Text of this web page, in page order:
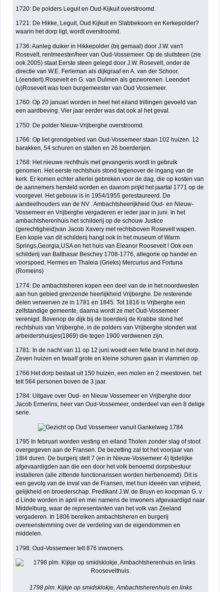
1720: De polders Leguit en Oud-Kijkuit overstroomd.
1721: De Hikke, Leguit, Oud Kijkuit en Slabbekoorn en Kerkepolder?
waarin het dorp ligt, wordt overstroomd.
1736: Aanleg duiker in Hikkepolder (bij gemaal) door J.W. van't
Rosevelt, rentmeester/heer van Oud-Vossemeer. Op de sluitsteen (zie
ook 2005) staat Eerste steen gelegd door J.W. Rosevelt, onder de
directie van W.E. Ferleman als dijkgraaf en A. van der Schoor,
L(eendert).Rosevelt en G. van Dulmen als gezworenen. Leendert
(v)Rosevelt was toen burgemeester van Oud Vossemeer.
1760: Op 20 januari worden in heel het eiland trillingen gevoeld van
een aardbeving. Vier jaar eerder was dat ook al het geval.
1750: De polder Nieuw-Vrijberghe overstroomd.
1766: Op liet grondgebied van Oud-Vossemeer staan 102 huizen. 12
barakken, 54 schuren en stallen en 26 boerderijen.
1768: Het nieuwe rechthuis met gevangenis wordt in gebruik
genomen. Het eerste rechtshuis stond tegenover de ingang van de
kerk. Er komen echter allerlei gebreken voor de dag, die op kosten van
de aannemers hersteld worden en daarom prijkt het jaartal 1771 op de
voorgevel. Het gebouw is in 1954/1955 gerestaureerd. De
aandeelhouders van de NV . Ambachtsheerijkheid Oud- en Nieuw-
Vossemeer en Vrijberghe vergaderen er ieder jaar in juni. In het
ambachtsherenhuis het schilderij op de schouw Justice
(gerechtigheid)van Jacob Xavery met rechtsboven Rosevelt wapen.
Een kopie van dit schilderij hangt ook in het museum of Warm
Springs,Georgia,USA en het huis van Eleanor Roosevelt ! Ook een
schilderij van Balthasar Beschey 1708-1776, allegorie op handel en
voorspoed, Hermes en Thaleia (Grieks) Mercurius and Fortuna
(Romeins)
1774: De ambachtsheren kopen een deel van de in het noordwesten
aan hun gebied grenzende heerlijkheid Vrijberghe. De resterende
delen verwerven ze in 1781 en 1845. Tot 1816 is Vrjberghe een
zelfstandige gemeente, daarna wordt ze met Oud-Vossemeer
verenigd. Bovenop de dijk bij de boerderij de Krabbe stond het
rechtshuis van Vrijberghe, in de polders van Vrijberghe stonden wat
arbeidershuisjes(1869) die tegen 1900 verdwenen zijn.
1781: In de nacht van 11 op 12 juni woedt een felle brand in het dorp.
Zeven huizen en twaalf grote en kleine schuren gaan in vlammen op.
1766:Het dorp bestaat uit 150 huizen, een molen en 2 meestoven. het
telt 564 personen boven de 3 jaar.
1784: Uitgave over Oud- en Nieuw Vossemeer en Vrijberghe door
Jacob Ermerins, heer van Oud-Vossemeer, onderdeel van een 8 delige
serie.
1795 In februari worden vesting en eiland Tholen zonder slag of stoot
overgegeven aan de Fransen. De bezetting zal tot het voorjaar van
18l4 duren. De burgerij stelt 7 (en in Nieuw-Vossemeer 4) tijdelijke
afgevaardigden aan die een door het volk benoemd dorpsbestuur
installeren (alle zittende functionarissen worden herbenoemd). Dit is
een gevolg van de inval van de Fransen, met hun ideeën van vrijheid,
gelijkheid en broederschap. Predikant J.W. de Bruyn en koopman G. v
d Linde worden in april en mei namens de inwoners afgevaardigd naar
Middelburg, waar de representanten van het volk van Zeeland
vergaderen. In 1806 bereiken ambachtsheren en burgerij
overeenstemming over de verdeling van de eigendommen en
middelen.
1798: Oud-Vossemeer telt 876 inwoners.
1798 plm. Kijkje op smidsklokje, Ambachtsherenhuis en links